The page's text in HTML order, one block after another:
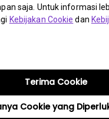
saja. Untuk informasi
Kebijakan Cookie dan
Cookie yang
Terima Cookie
before
KB